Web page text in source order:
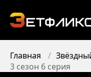
Главная
3 сезон 6 серия